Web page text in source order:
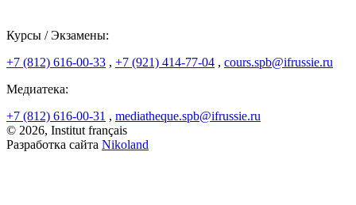
Курсы / Экзамены:
+7 (812) 616-00-33 , +7 (921) 414-77-04 , cours.spb@ifrussie.ru
Медиатека:
+7 (812) 616-00-31 , mediatheque.spb@ifrussie.ru
© 2026, Institut français
Разработка сайта Nikoland